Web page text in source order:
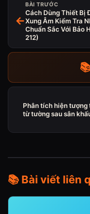
←
BÀI TRƯỚC
Cách Dùng Thiết Bị
Xung Âm Kiểm Tra
Chuẩn Sắc Với Bảo
212)
Phân tích hiện tượng
từ tường sau sân
📚 Bài viết liên